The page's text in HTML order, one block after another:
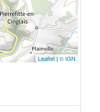
Leaflet|© IGN